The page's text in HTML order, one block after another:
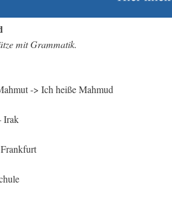
mit Grammatik.
-> Ich heiße Mahmud
Irak